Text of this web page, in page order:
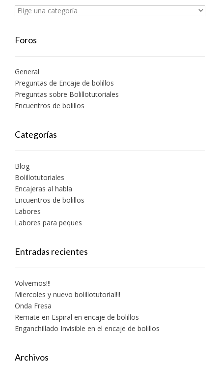
Foros
General
Preguntas de Encaje de bolillos
Preguntas sobre Bolillotutoriales
Encuentros de bolillos
Categorías
Blog
Bolillotutoriales
Encajeras al habla
Encuentros de bolillos
Labores
Labores para peques
Entradas recientes
Volvemos!!!
Miercoles y nuevo bolillotutorial!!!
Onda Fresa
Remate en Espiral en encaje de bolillos
Enganchillado Invisible en el encaje de bolillos
Archivos